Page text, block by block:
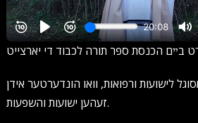
בײם הכנסת ספר תורה לכבוד די יארצייט
לישועות ורפואות, וואו הונדערטער אידן
זעהען ישועות והשפעות.